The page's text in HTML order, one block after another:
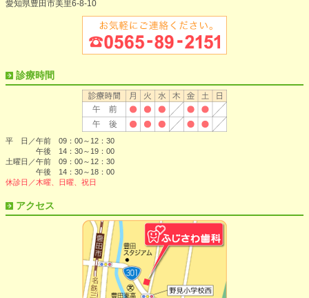
愛知県豊田市美里6-8-10
診療時間
平 日／午前 09：00～12：30
午後 14：30～19：00
土曜日／午前 09：00～12：30
午後 14：30～18：00
休診日／木曜、日曜、祝日
アクセス